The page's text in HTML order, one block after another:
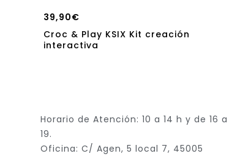
39,90€
Croc & Play KSIX Kit creación
interactiva
Horario de Atención: 10 a 14 h y de 16 a
19.
Oficina: C/ Agen, 5 local 7, 45005